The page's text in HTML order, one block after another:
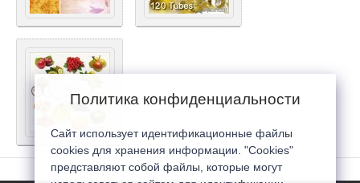
Политика конфиденциальности
Сайт использует идентификационные файлы
cookies для хранения информации. "Cookies"
представляют собой файлы, которые могут